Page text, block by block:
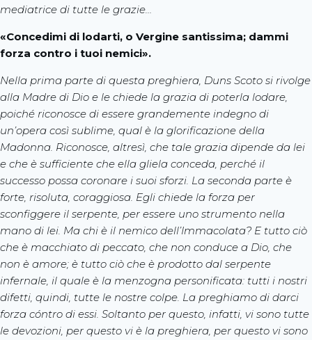
mediatrice di tutte le grazie…
«Concedimi di lodarti, o Vergine santissima; dammi
forza contro i tuoi nemici».
Nella prima parte di questa preghiera, Duns Scoto si rivolge
alla Madre di Dio e le chiede la grazia di poterla lodare,
poiché riconosce di essere grandemente indegno di
un’opera così sublime, qual è la glorificazione della
Madonna. Riconosce, altresì, che tale grazia dipende da lei
e che è sufficiente che ella gliela conceda, perché il
successo possa coronare i suoi sforzi. La seconda parte è
forte, risoluta, coraggiosa. Egli chiede la forza per
sconfiggere il serpente, per essere uno strumento nella
mano di lei. Ma chi è il nemico dell’Immacolata? E tutto ciò
che è macchiato di peccato, che non conduce a Dio, che
non è amore; è tutto ciò che è prodotto dal serpente
infernale, il quale è la menzogna personificata: tutti i nostri
difetti, quindi, tutte le nostre colpe. La preghiamo di darci
forza cóntro di essi. Soltanto per questo, infatti, vi sono tutte
le devozioni, per questo vi è la preghiera, per questo vi sono